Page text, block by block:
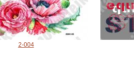
2-004